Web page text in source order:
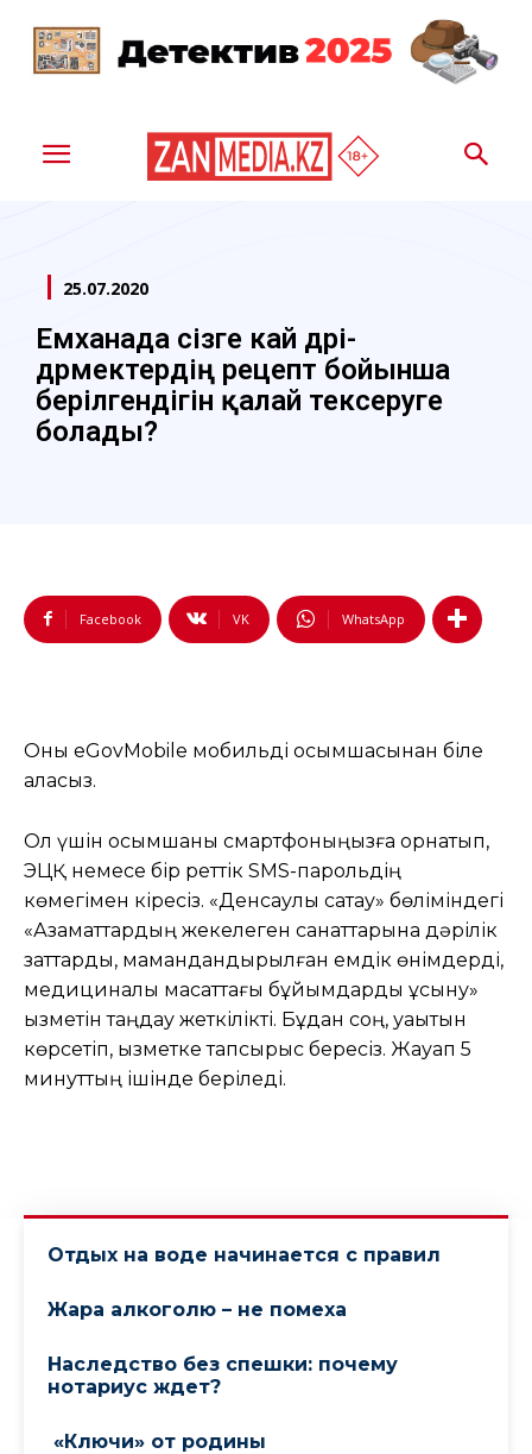
25.07.2020
​​Емханада сізге кай дәрі-
дәрмектердің рецепт бойынша
берілгендігін қалай тексеруге
болады?
Facebook VK WhatsApp
Оны eGovMobile мобильді қосымшасынан біле
аласыз.
Ол үшін қосымшаны смартфоныңызға орнатып,
ЭЦҚ немесе бір реттік SMS-парольдің
көмегімен кіресіз. «Денсаулық сақтау» бөліміндегі
«Азаматтардың жекелеген санаттарына дәрілік
заттарды, мамандандырылған емдік өнімдерді,
медициналық мақсаттағы бұйымдарды ұсыну»
қызметін таңдау жеткілікті. Бұдан соң, уақытын
көрсетіп, қызметке тапсырыс бересіз. Жауап 5
минуттың ішінде беріледі.
Отдых на воде начинается с правил
Жара алкоголю – не помеха
Наследство без спешки: почему
нотариус ждет?
«Ключи» от родины